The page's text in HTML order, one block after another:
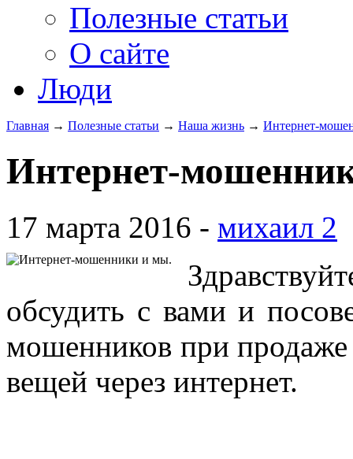
Полезные статьи
О сайте
Люди
Главная → Полезные статьи → Наша жизнь → Интернет-
Интернет-
17 марта 2016 - михаил 2
обсудить с вами и
мошенников при
вещей через интернет.